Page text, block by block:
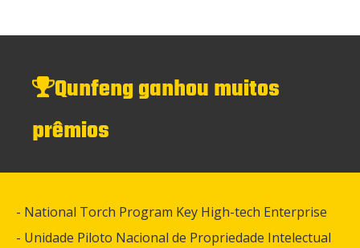
Qunfeng ganhou muitos
prêmios
- National Torch Program Key High-tech Enterprise
- Unidade Piloto Nacional de Propriedade Intelectual